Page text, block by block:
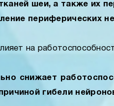
шеи, а также их
периферических
на
снижает
гибели